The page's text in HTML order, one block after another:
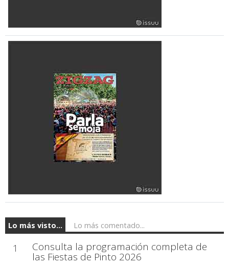
Lo más visto... Lo más comentado...
1 Consulta la programación completa de
las Fiestas de Pinto 2026